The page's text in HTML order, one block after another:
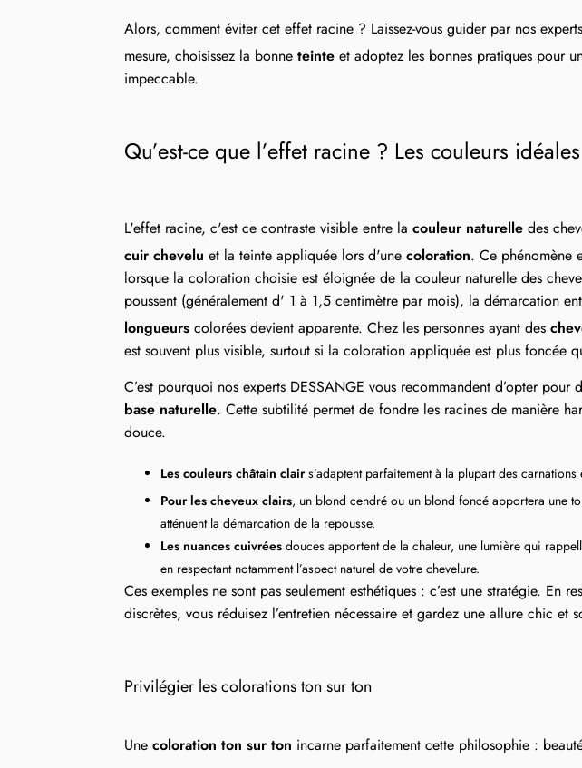
Alors, comment éviter cet effet racine ? Laissez-vous guider par nos
mesure, choisissez la bonne teinte et adoptez les bonnes pratiques pour
impeccable.
Qu’est-ce que l’effet racine ? Les couleurs
L'effet racine, c'est ce contraste visible entre la couleur naturelle des
cuir chevelu et la teinte appliquée lors d'une coloration. Ce phénomène
lorsque la coloration choisie est éloignée de la couleur naturelle des
poussent (généralement d' 1 à 1,5 centimètre par mois), la démarcation
longueurs colorées devient apparente. Chez les personnes ayant des
est souvent plus visible, surtout si la coloration appliquée est plus foncée
C’est pourquoi nos experts DESSANGE vous recommandent d’opter pour
base naturelle. Cette subtilité permet de fondre les racines de manière
douce.
Les couleurs châtain clairs’adaptent parfaitement à la plupart des carnations
Pour les cheveux clairs, un blond cendré ou un blond foncé apportera une
atténuent la démarcation de la repousse.
Les nuances cuivrées douces apportent de la chaleur, une lumière qui
en respectant notamment l’aspect naturel de votre chevelure.
Ces exemples ne sont pas seulement esthétiques : c’est une stratégie. En
discrètes, vous réduisez l’entretien nécessaire et gardez une allure chic et
Privilégier les colorations ton sur ton
Une coloration ton sur ton incarne parfaitement cette philosophie :